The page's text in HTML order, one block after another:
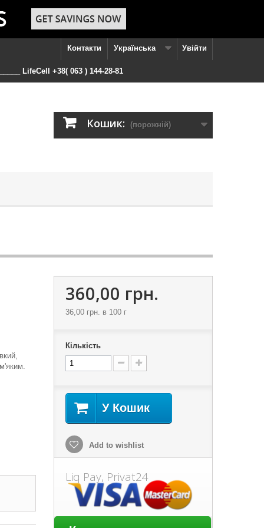
Увійти
Українська
Контакти
LifeCell +38( 063 ) 144-28-81
Кошик: (порожній)
360,00 грн.
36,00 грн. в 100 г
Кількість
У Кошик
Add to wishlist
Liq Pay, Privat24